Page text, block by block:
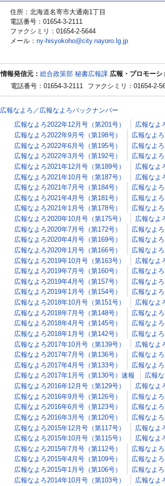
住所：北海道名寄市大通南1丁目
電話番号：01654-3-2111
ファクシミリ：01654-2-5644
メール： ny-hisyokoho@city.nayoro.lg.jp
情報発信元： 総合政策部 秘書広報課 広報・プロモーシ
電話番号：01654-3-2111
ファクシミリ：01654-2-
広報なよろ／広報なよろバックナンバー
広報なよろ2022年12月号（第201号）
広報なよ
広報なよろ2022年9月号（第198号）
広報なよ
広報なよろ2022年6月号（第195号）
広報なよ
広報なよろ2022年3月号（第192号）
広報なよ
広報なよろ2021年12月号（第189号）
広報なよ
広報なよろ2021年10月号（第187号）
広報なよ
広報なよろ2021年7月号（第184号）
広報なよ
広報なよろ2021年4月号（第181号）
広報なよ
広報なよろ2021年1月号（第178号）
広報なよ
広報なよろ2020年10月号（第175号）
広報なよ
広報なよろ2020年7月号（第172号）
広報なよ
広報なよろ2020年4月号（第169号）
広報なよ
広報なよろ2020年1月号（第166号）
広報なよ
広報なよろ2019年10月号（第163号）
広報なよ
広報なよろ2019年7月号（第160号）
広報なよ
広報なよろ2019年4月号（第157号）
広報なよ
広報なよろ2019年1月号（第154号）
広報なよ
広報なよろ2018年10月号（第151号）
広報なよ
広報なよろ2018年7月号（第148号）
広報なよ
広報なよろ2018年4月号（第145号）
広報なよ
広報なよろ2018年1月号（第142号）
広報なよ
広報なよろ2017年10月号（第139号）
広報なよ
広報なよろ2017年7月号（第136号）
広報なよ
広報なよろ2017年4月号（第133号）
広報なよ
広報なよろ2017年1月号（第130号）速報
広報
広報なよろ2016年12月号（第129号）
広報なよ
広報なよろ2016年9月号（第126号）
広報なよ
広報なよろ2016年6月号（第123号）
広報なよ
広報なよろ2016年3月号（第120号）
広報なよ
広報なよろ2015年12月号（第117号）
広報なよ
広報なよろ2015年10月号（第115号）
広報なよ
広報なよろ2015年7月号（第112号）
広報なよ
広報なよろ2015年4月号（第109号）
広報なよ
広報なよろ2015年1月号（第106号）
広報なよ
広報なよろ2014年10月号（第103号）
広報なよ